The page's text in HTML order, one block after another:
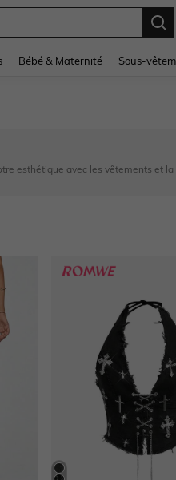
Bébé & Maternité Sous-
esthétique avec les vêtements et